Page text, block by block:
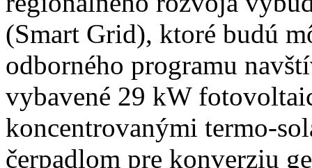
(Smart Grid), ktoré budú
odborného programu
vybavené 29 kW
koncentrovanými termo-
čerpadlom pre konverziu